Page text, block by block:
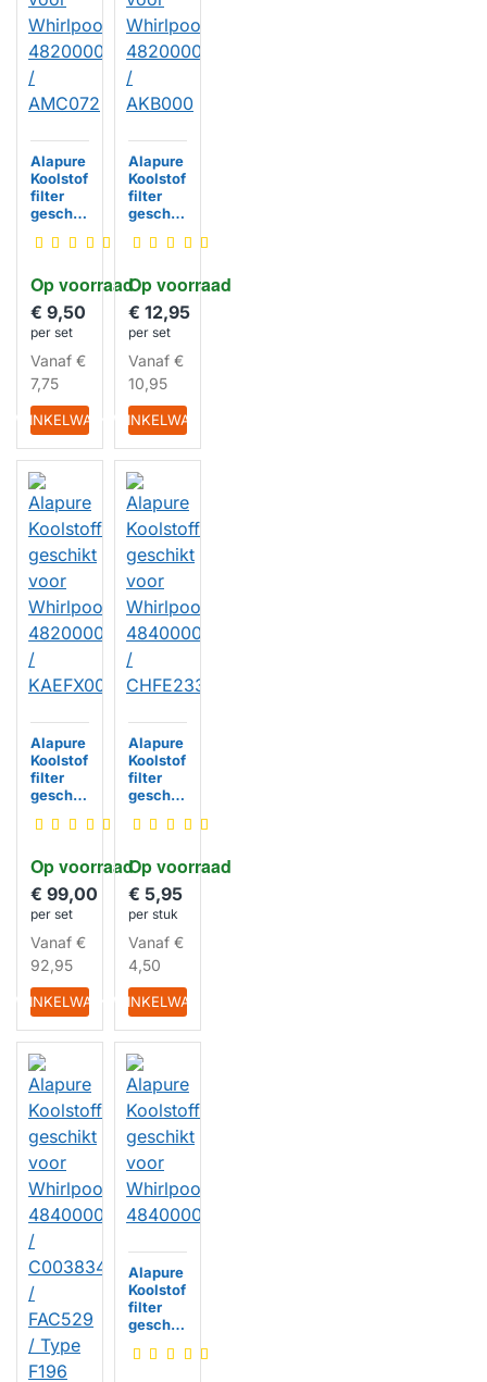
Op voorraad
Alapure
Koolstof
filter
geschik
Whirlpo
482000
009691
/
AMC07
2
€ 9,50
per set
Vanaf €
7,75
WINKELWAGEN
Op voorraad
Alapure
Koolstof
filter
geschik
Whirlpo
482000
009756
/
AKB00
0
€ 12,95
per set
Vanaf€
10,95
IN WINKELWAGEN
Op voorraad
Alapure
Koolstof
filter
geschik
Whirlpo
482000
091081 /
KAEFX0
0000
€ 99,00
per set
Vanaf €
92,95
WINKELWAGEN
Op voorraad
Alapure
Koolstof
filter
geschik
Whirlpo
484000
008636
/
CHFE23
3/2
€ 5,95
per stuk
Vanaf€
4,50
IN WINKELWAGEN
Alapure
Koolstof
filter
geschik
Whirlpo